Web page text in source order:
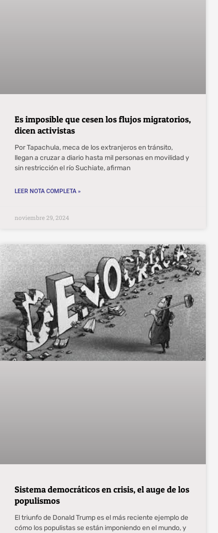
Es imposible que cesen los flujos migratorios,
dicen activistas
Por Tapachula, meca de los extranjeros en tránsito,
llegan a cruzar a diario hasta mil personas en movilidad y
sin restricción el río Suchiate, afirman
LEER NOTA COMPLETA »
noviembre 29, 2024
Sistema democráticos en crisis, el auge de los
populismos
El triunfo de Donald Trump es el más reciente ejemplo de
cómo los populistas se están imponiendo en el mundo, y